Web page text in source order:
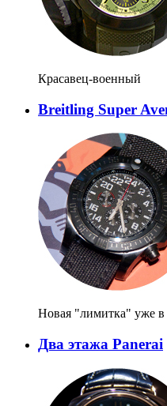
Красавец-военный
Breitling Super
Новая "лимитка" уже
Два этажа Panerai